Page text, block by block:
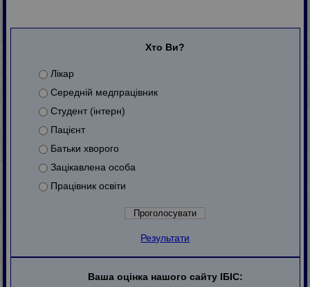
Хто Ви?
Лікар
Середній медпрацівник
Студент (інтерн)
Пацієнт
Батьки хворого
Зацікавлена особа
Працівник освіти
Результати
Ваша оцінка нашого сайту ІБІС: